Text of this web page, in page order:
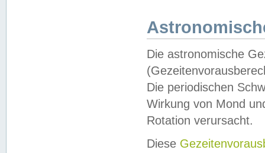
Die astronomische
Die periodischen
Wirkung von Mond
Rotation verursacht.
Diese